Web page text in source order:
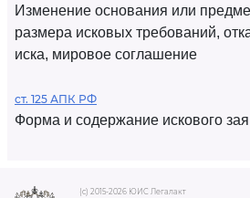
Изменение основания или
размера исковых требований,
иска, мировое соглашение
ст. 125 АПК РФ
Форма и содержание искового
(c) 2015-2026 ЮИС Легалакт